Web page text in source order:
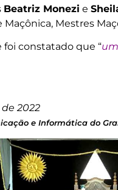
Beatriz Monezi e
Mestres
foi constatado que “
2022
e Informática do